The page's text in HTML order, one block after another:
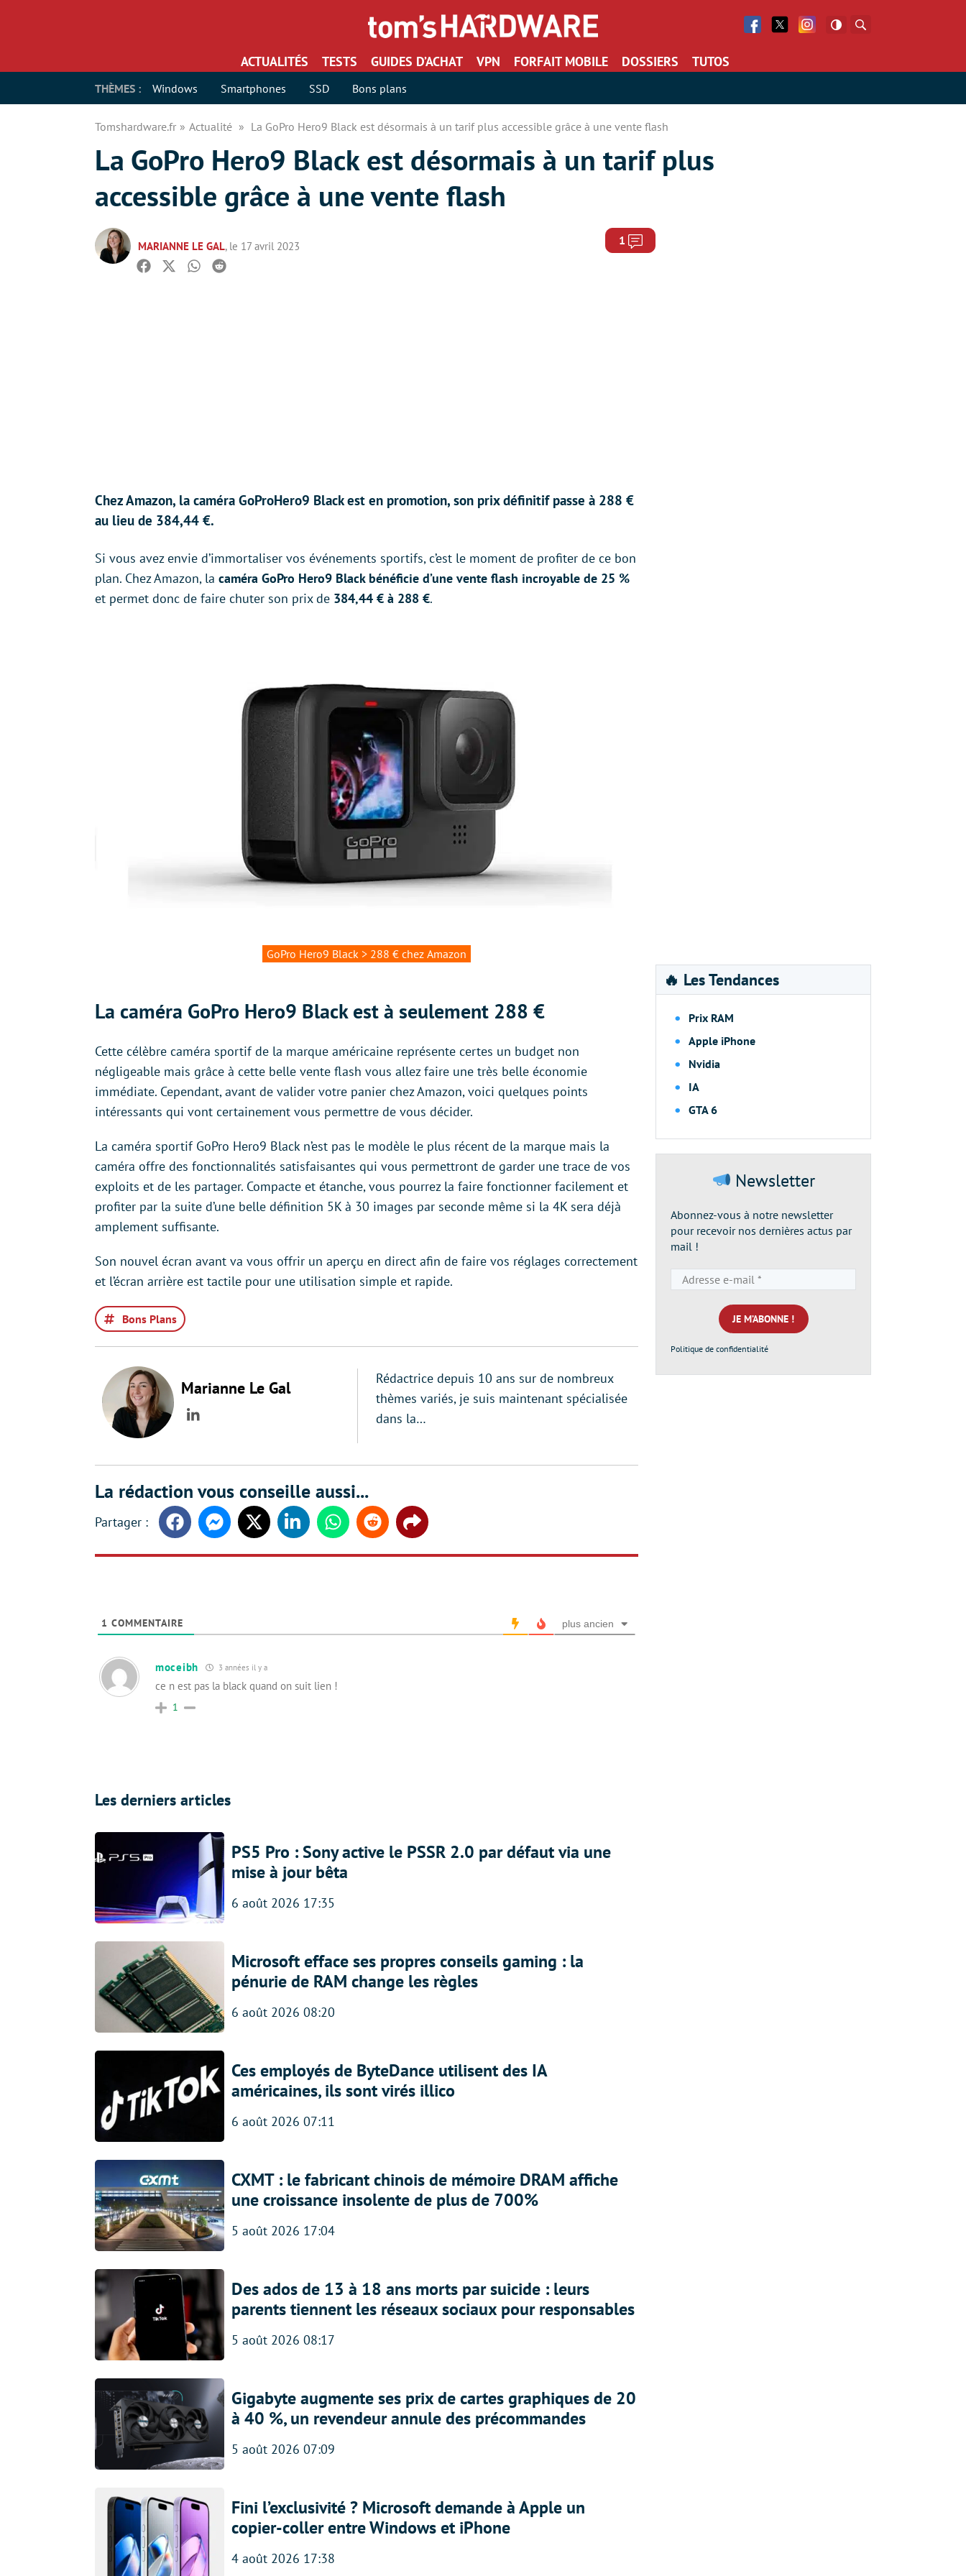
Facebook
Twitter Facebook
ACTUALITÉS TESTS GUIDES D’ACHAT VPN FORFAIT MOBILE DOSSIERS TUTOS
THÈMES : Windows Smartphones SSD Bons plans
Tomshardware.fr Actualité La GoPro Hero9 Black est désormais à un tarif plus accessible grâce à une vente flash
La GoPro Hero9 Black est désormais à un tarif plus
accessible grâce à une vente flash
MARIANNE LE GAL, le 17 avril 2023 1 Commentaires
Facebook
TwitterWhatsapp
Reddit
Chez Amazon, la caméra GoProHero9 Black est en promotion, son prix définitif passe à 288 €
au lieu de 384,44 €.
Si vous avez envie d’immortaliser vos événements sportifs, c’est le moment de profiter de ce bon
plan. Chez Amazon, la caméra GoPro Hero9 Black bénéficie d’une vente flash incroyable de 25 %
et permet donc de faire chuter son prix de 384,44 € à 288 €.
GoPro Hero9 Black > 288 € chez Amazon
La caméra GoPro Hero9 Black est à seulement 288 €
Cette célèbre caméra sportif de la marque américaine représente certes un budget non
négligeable mais grâce à cette belle vente flash vous allez faire une très belle économie
immédiate. Cependant, avant de valider votre panier chez Amazon, voici quelques points
intéressants qui vont certainement vous permettre de vous décider.
La caméra sportif GoPro Hero9 Black n’est pas le modèle le plus récent de la marque mais la
caméra offre des fonctionnalités satisfaisantes qui vous permettront de garder une trace de vos
exploits et de les partager. Compacte et étanche, vous pourrez la faire fonctionner facilement et
profiter par la suite d’une belle définition 5K à 30 images par seconde même si la 4K sera déjà
amplement suffisante.
Son nouvel écran avant va vous offrir un aperçu en direct afin de faire vos réglages correctement
et l’écran arrière est tactile pour une utilisation simple et rapide.
Bons Plans
Marianne Le Gal
LinkedIn
Rédactrice depuis 10 ans sur de nombreux
thèmes variés, je suis maintenant spécialisée
dans la…
La rédaction vous conseille aussi...
FacebookMessengerTwitter LinkedinWhatsappReddit Share
1 COMMENTAIRE plus ancien
moceibh 3 années il y a
ce n est pas la black quand on suit lien !
1
Les derniers articles
PS5 Pro : Sony active le PSSR 2.0 par défaut via une
mise à jour bêta
6 août 2026 17:35
Microsoft efface ses propres conseils gaming : la
pénurie de RAM change les règles
6 août 2026 08:20
Ces employés de ByteDance utilisent des IA
américaines, ils sont virés illico
6 août 2026 07:11
CXMT : le fabricant chinois de mémoire DRAM affiche
une croissance insolente de plus de 700%
5 août 2026 17:04
Des ados de 13 à 18 ans morts par suicide : leurs
parents tiennent les réseaux sociaux pour responsables
5 août 2026 08:17
Gigabyte augmente ses prix de cartes graphiques de 20
à 40 %, un revendeur annule des précommandes
5 août 2026 07:09
Fini l’exclusivité ? Microsoft demande à Apple un
copier-coller entre Windows et iPhone
4 août 2026 17:38
🔥 Les Tendances
Prix RAM
Apple iPhone
Nvidia
IA
GTA 6
Newsletter
Abonnez-vous à notre newsletter
pour recevoir nos dernières actus par
mail !
e-
mail
*
Politique de confidentialité